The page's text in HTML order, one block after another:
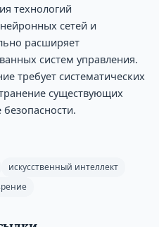
технологий
сетей и
расширяет
систем управления.
требует систематических
существующих
искусственный интеллект